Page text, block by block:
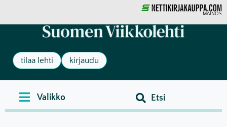
MAINOS
tilaa lehti kirjaudu